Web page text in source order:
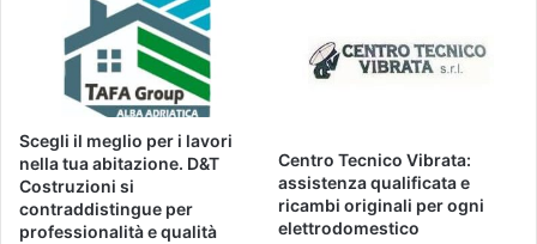
Scegli il meglio per i lavori
nella tua abitazione. D&T
Costruzioni si
contraddistingue per
professionalità e qualità
Centro Tecnico Vibrata:
assistenza qualificata e
ricambi originali per ogni
elettrodomestico